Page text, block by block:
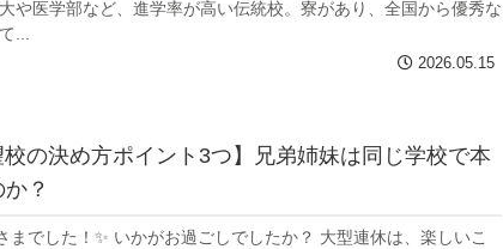
や医学部など、進学率が高い伝統校。寮があり、全国から優秀な
...
2026.05.15
の決め方ポイント3つ】兄弟姉妹は同じ学校で本
？
までした！✨ いかがお過ごしでしたか？ 大型連休は、楽しいこ